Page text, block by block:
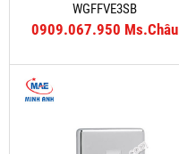
WGFFVE3SB
0909.067.950 Ms.Châu